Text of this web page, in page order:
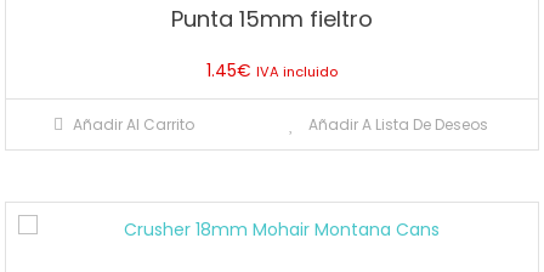
Punta 15mm fieltro
1.45€ IVA incluido
Añadir Al Carrito Añadir A Lista De Deseos